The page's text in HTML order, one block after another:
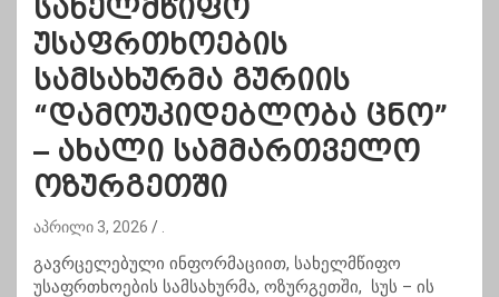
სახელმწიფო
უსაფრთხოების
სამსახურმა გურიის
“დამოუკიდებლობა ცნო”
– ახალი სამმართველო
ოზურგეთში
აპრილი 3, 2026
გავრცელებული ინფორმაციით, სახელმწიფო
უსაფრთხოების სამსახურმა, ოზურგეთში, სუს – ის